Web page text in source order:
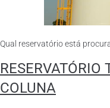
Qual reservatório está
COLUNA